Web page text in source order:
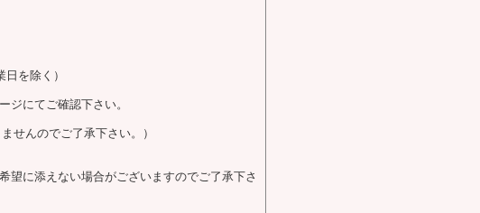
日を除く）
にてご確認下さい。
せんのでご了承下さい。）
に添えない場合がございますのでご了承下さ